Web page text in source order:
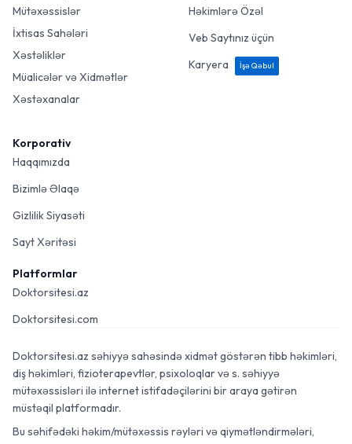
Mütəxəssislər
İxtisas Sahələri
Xəstəliklər
Müalicələr və Xidmətlər
Xəstəxanalar
Həkimlərə Özəl
Veb Saytınız üçün
Karyera
İşə Qəbul
Korporativ
Haqqımızda
Bizimlə Əlaqə
Gizlilik Siyasəti
Sayt Xəritəsi
Platformlar
Doktorsitesi.az
Doktorsitesi.com
Doktorsitesi.az səhiyyə sahəsində xidmət göstərən tibb həkimləri,
diş həkimləri, fizioterapevtlər, psixoloqlar və s. səhiyyə
mütəxəssisləri ilə internet istifadəçilərini bir araya gətirən
müstəqil platformadır.
Bu səhifədəki həkim/mütəxəssis rəyləri və qiymətləndirmələri,